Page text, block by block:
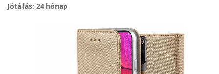
Jótállás: 24 hónap